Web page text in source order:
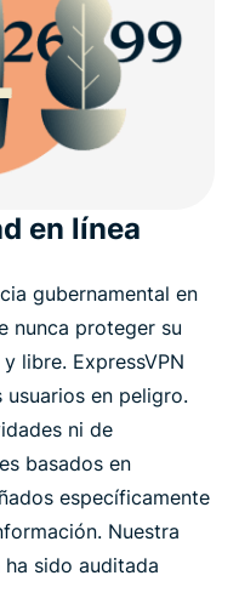
en línea
gubernamental en
nunca proteger su
libre. ExpressVPN
en peligro.
ni de
basados en
específicamente
Nuestra
sido auditada